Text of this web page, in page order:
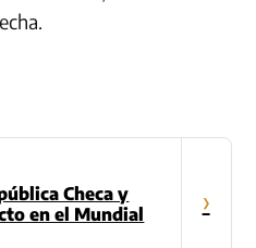
Checa y
en el Mundial
›